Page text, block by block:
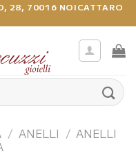
28, 70016 NOICATTARO
/ ANELLI / ANELLI